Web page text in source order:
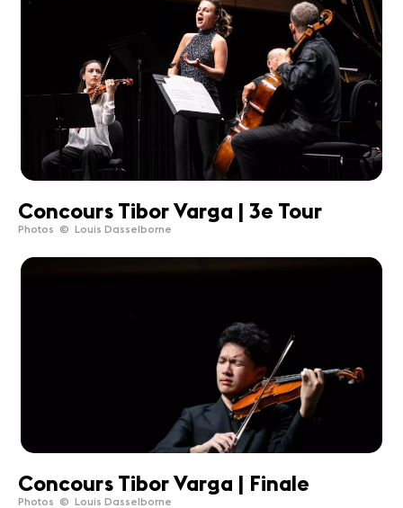
Concours Tibor Varga | 3e Tour
Photos © Louis Dasselborne
Concours Tibor Varga | Finale
Photos © Louis Dasselborne